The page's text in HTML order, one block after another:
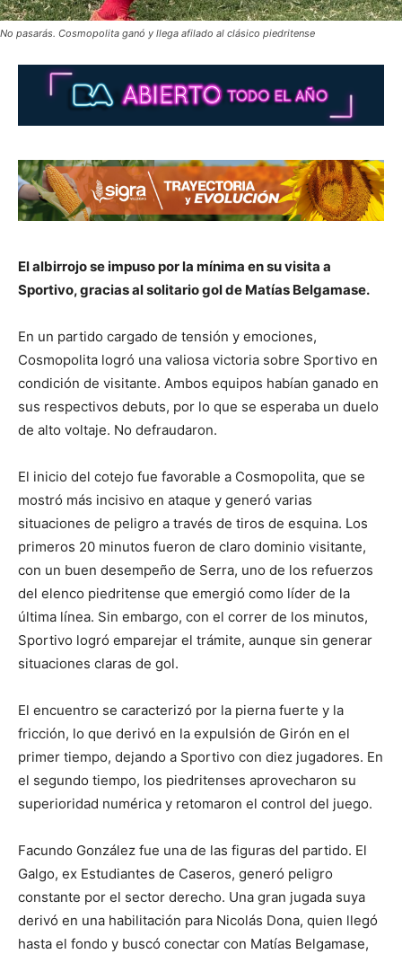
No pasarás. Cosmopolita ganó y llega afilado al clásico piedritense
El albirrojo se impuso por la mínima en su visita a
Sportivo, gracias al solitario gol de Matías Belgamase.
En un partido cargado de tensión y emociones,
Cosmopolita logró una valiosa victoria sobre Sportivo en
condición de visitante. Ambos equipos habían ganado en
sus respectivos debuts, por lo que se esperaba un duelo
de alto voltaje. No defraudaron.
El inicio del cotejo fue favorable a Cosmopolita, que se
mostró más incisivo en ataque y generó varias
situaciones de peligro a través de tiros de esquina. Los
primeros 20 minutos fueron de claro dominio visitante,
con un buen desempeño de Serra, uno de los refuerzos
del elenco piedritense que emergió como líder de la
última línea. Sin embargo, con el correr de los minutos,
Sportivo logró emparejar el trámite, aunque sin generar
situaciones claras de gol.
El encuentro se caracterizó por la pierna fuerte y la
fricción, lo que derivó en la expulsión de Girón en el
primer tiempo, dejando a Sportivo con diez jugadores. En
el segundo tiempo, los piedritenses aprovecharon su
superioridad numérica y retomaron el control del juego.
Facundo González fue una de las figuras del partido. El
Galgo, ex Estudiantes de Caseros, generó peligro
constante por el sector derecho. Una gran jugada suya
derivó en una habilitación para Nicolás Dona, quien llegó
hasta el fondo y buscó conectar con Matías Belgamase,